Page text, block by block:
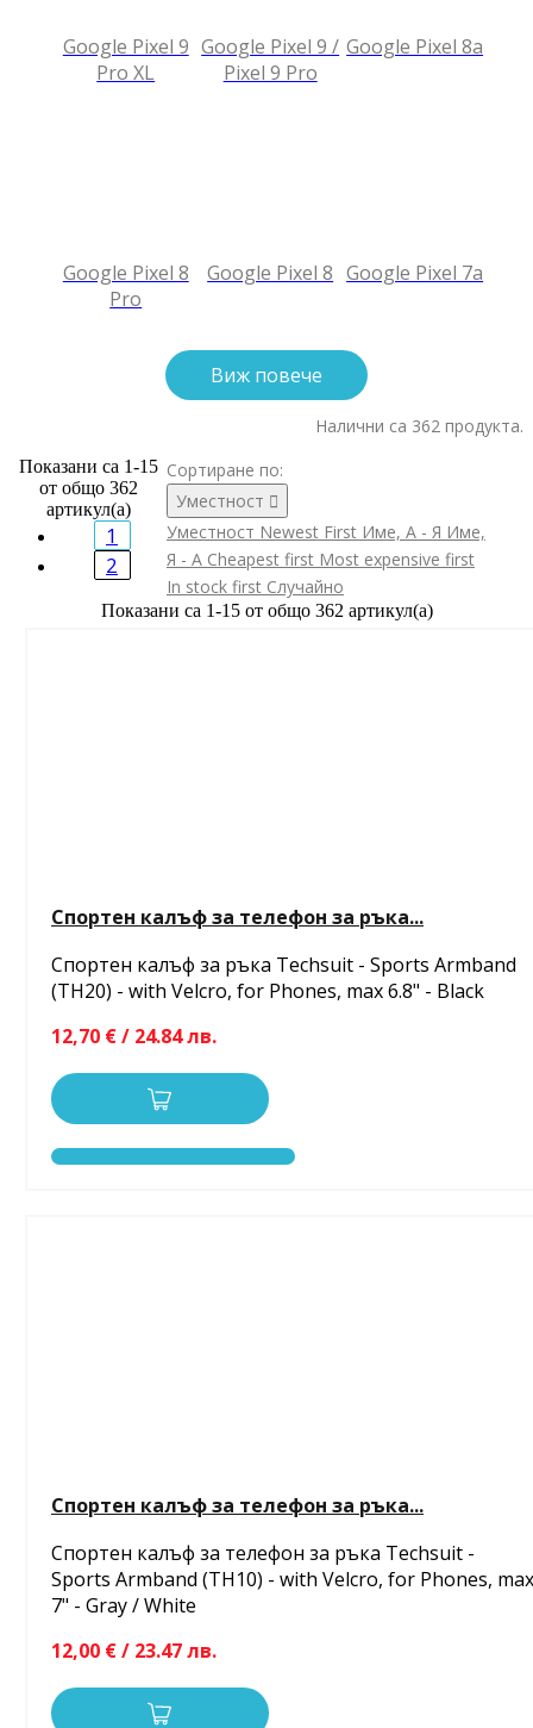
Google Pixel 9
Pro XL
Google Pixel 9 /
Pixel 9 Pro
Google Pixel 8a
Google Pixel 8
Pro
Google Pixel 8 Google Pixel 7a
Виж повече
Налични са 362 продукта.
Сортиране по:
Уместност 
Уместност Newest First Име, А - Я Име,
Я - А Cheapest first Most expensive first
In stock first Случайно
Показани са 1-15 от общо 362 артикул(а)
Спортен калъф за телефон за ръка...
Спортен калъф за ръка Techsuit - Sports Armband
(TH20) - with Velcro, for Phones, max 6.8" - Black
12,70 € / 24.84 лв.
Спортен калъф за телефон за ръка...
Спортен калъф за телефон за ръка Techsuit -
Sports Armband (TH10) - with Velcro, for Phones, max
7" - Gray / White
12,00 € / 23.47 лв.
Показани са 1-15
от общо 362
артикул(а)
1
2